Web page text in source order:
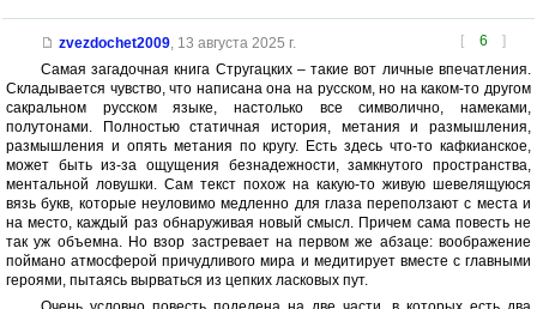
[ 6 ]
zvezdochet2009, 13 августа 2025 г.
Самая загадочная книга Стругацких – такие вот личные впечатления.
Складывается чувство, что написана она на русском, но на каком-то другом
сакральном русском языке, настолько все символично, намеками,
полутонами. Полностью статичная история, метания и размышления,
размышления и опять метания по кругу. Есть здесь что-то кафкианское,
может быть из-за ощущения безнадежности, замкнутого пространства,
ментальной ловушки. Сам текст похож на какую-то живую шевелящуюся
вязь букв, которые неуловимо медленно для глаза переползают с места и
на место, каждый раз обнаруживая новый смысл. Причем сама повесть не
так уж объемна. Но взор застревает на первом же абзаце: воображение
поймано атмосферой причудливого мира и медитирует вместе с главными
героями, пытаясь вырваться из цепких ласковых пут.